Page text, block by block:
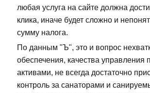
любая услуга на сайте должна
клика, иначе будет сложно и
сумму налога.
По данным "Ъ", это и вопрос
обеспечения, качества
активами, не всегда достаточно
контроль за санаторами и